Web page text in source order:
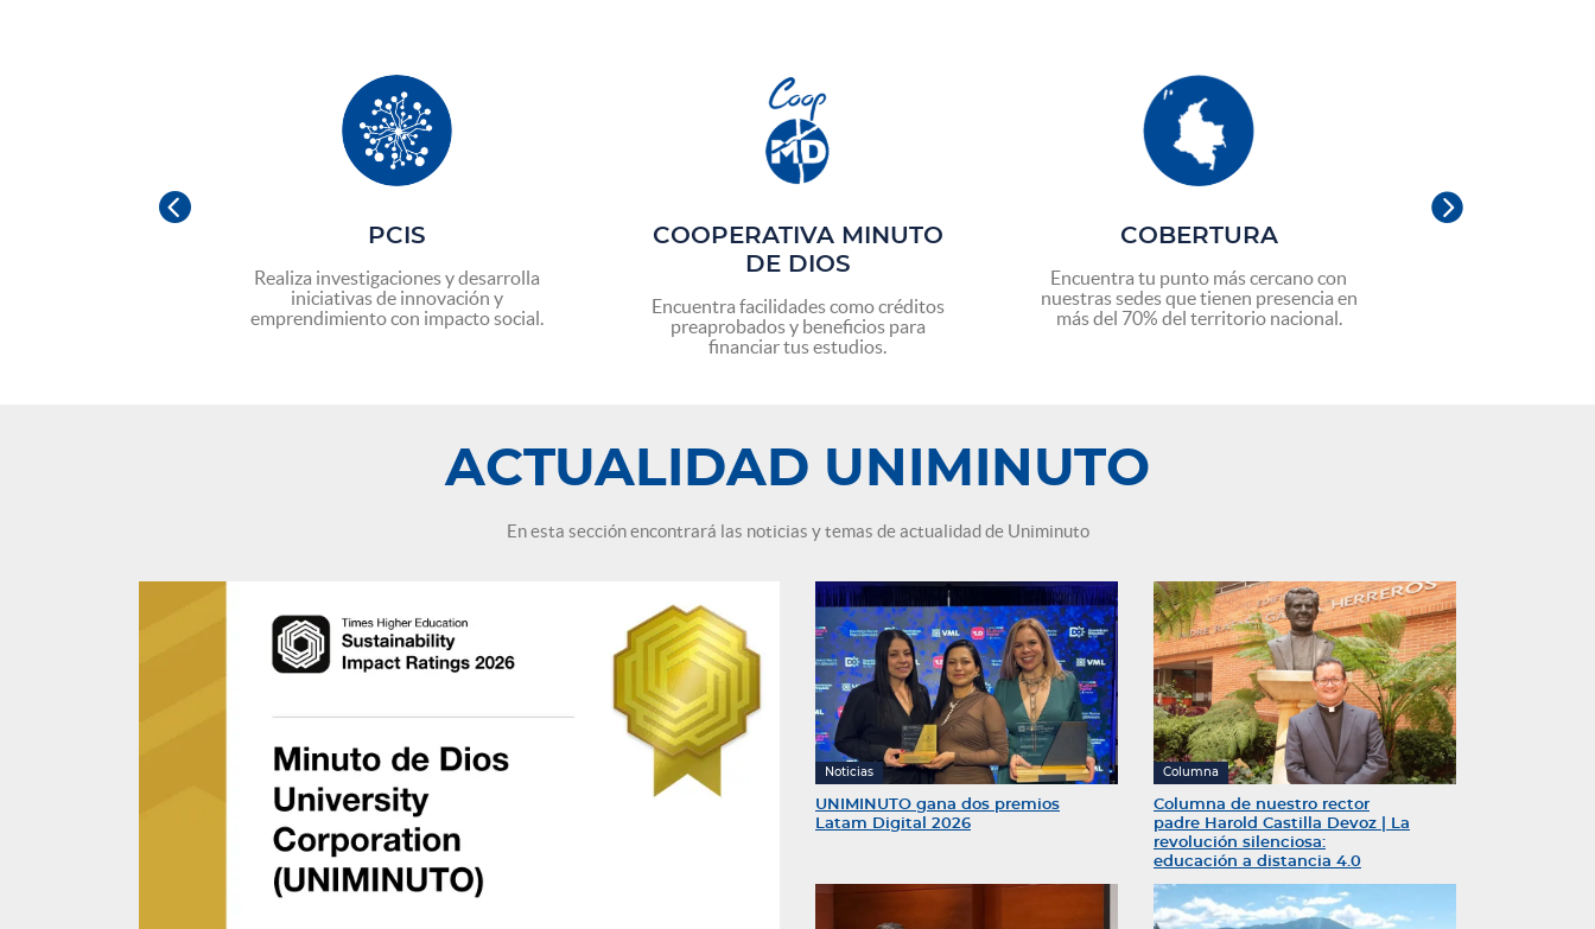
PCIS
Realiza investigaciones y desarrolla
iniciativas de innovación y
emprendimiento con impacto social.
COOPERATIVA MINUTO
DE DIOS
Encuentra facilidades como créditos
preaprobados y beneficios para
financiar tus estudios.
COBERTURA
Encuentra tu punto más cercano con
nuestras sedes que tienen presencia en
más del 70% del territorio nacional.
 
ACTUALIDAD UNIMINUTO
En esta sección encontrará las noticias y temas de actualidad de Uniminuto
Noticias
UNIMINUTO gana dos premios
Latam Digital 2026
Columna
Columna de nuestro rector
padre Harold Castilla Devoz | La
revolución silenciosa:
educación a distancia 4.0